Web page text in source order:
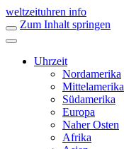
weltzeituhren info
Zum Inhalt springen
Uhrzeit
Nordamerika
Mittelamerika
Südamerika
Europa
Naher Osten
Afrika